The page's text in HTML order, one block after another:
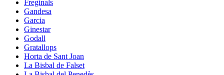
Freginals
Gandesa
Garcia
Ginestar
Godall
Gratallops
Horta de Sant Joan
La Bisbal de Falset